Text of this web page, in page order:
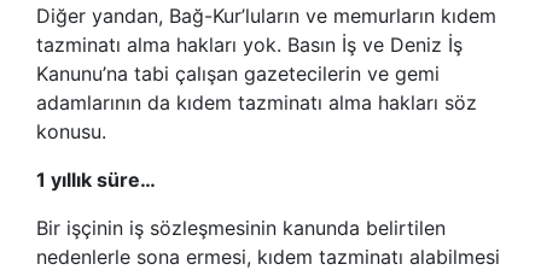
Diğer yandan, Bağ-Kur’luların ve memurların kıdem
tazminatı alma hakları yok. Basın İş ve Deniz İş
Kanunu’na tabi çalışan gazetecilerin ve gemi
adamlarının da kıdem tazminatı alma hakları söz
konusu.
1 yıllık süre…
Bir işçinin iş sözleşmesinin kanunda belirtilen
nedenlerle sona ermesi, kıdem tazminatı alabilmesi